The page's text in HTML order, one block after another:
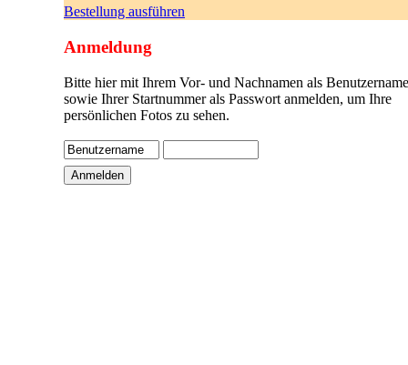
Bestellung ausführen
Anmeldung
Bitte hier mit Ihrem Vor- und Nachnamen als
sowie Ihrer Startnummer als Passwort anmelden, um Ihre
persönlichen Fotos zu sehen.